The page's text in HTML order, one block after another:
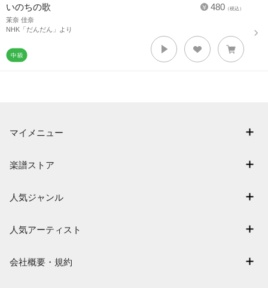
480 （税込）
いのちの歌
茉奈 佳奈
NHK「だんだん」より
マイメニュー
退会はこちら
楽譜ストア
難易度別に探す
まもなく配信
人気ジャンル
保育
人気アーティスト
会社概要・規約